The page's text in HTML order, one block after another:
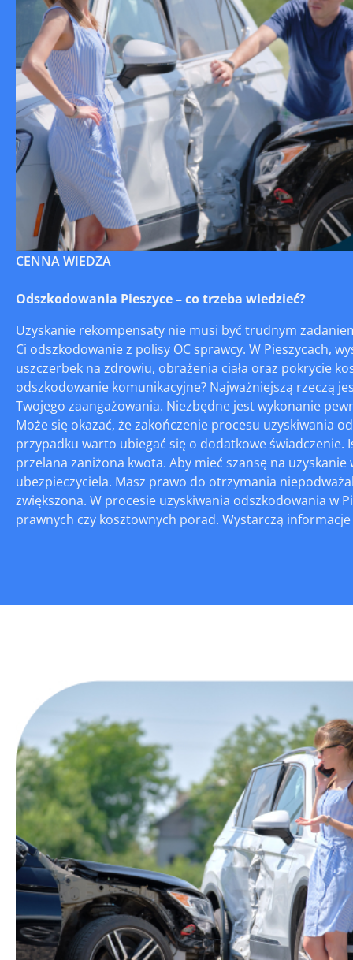
CENNA WIEDZA
Odszkodowania Pieszyce – co trzeba wiedzieć?
Uzyskanie rekompensaty nie musi być trudnym
Ci odszkodowanie z polisy OC sprawcy. W Pieszycach,
uszczerbek na zdrowiu, obrażenia ciała oraz pokrycie
odszkodowanie komunikacyjne? Najważniejszą rzeczą
Twojego zaangażowania. Niezbędne jest wykonanie
Może się okazać, że zakończenie procesu uzyskiwania
przypadku warto ubiegać się o dodatkowe
przelana zaniżona kwota. Aby mieć szansę na
ubezpieczyciela. Masz prawo do otrzymania
zwiększona. W procesie uzyskiwania odszkodowania w
prawnych czy kosztownych porad. Wystarczą